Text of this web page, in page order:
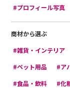
#プロフィール写真
商材から選ぶ
#雑貨・インテリア
#ペット用品
#ア
#食品・飲料
#化